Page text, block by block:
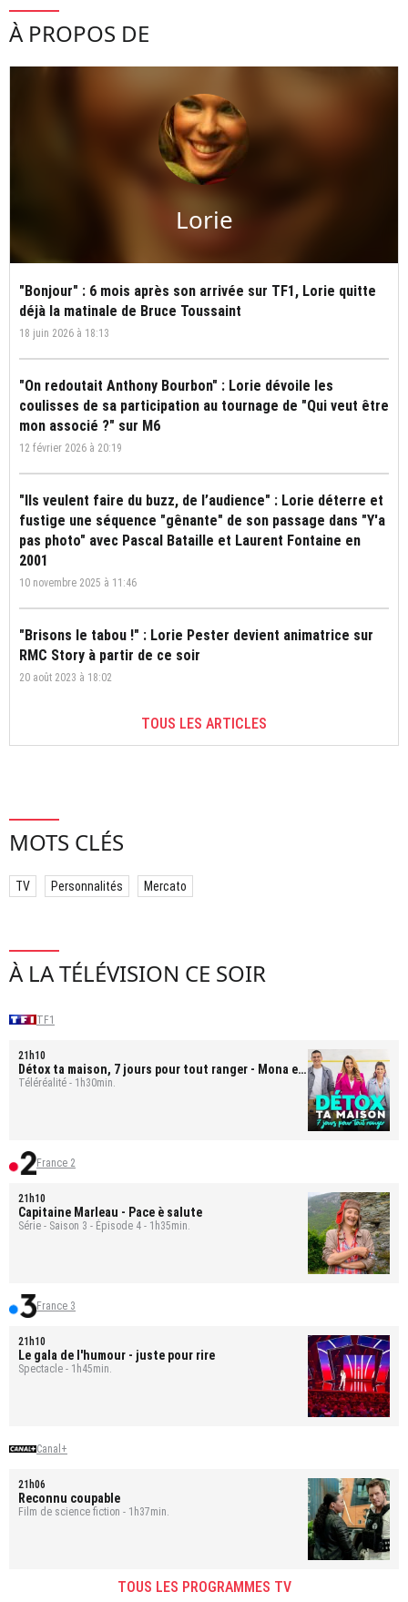
À PROPOS DE
Lorie
"Bonjour" : 6 mois après son arrivée sur TF1, Lorie quitte
déjà la matinale de Bruce Toussaint
18 juin 2026 à 18:13
"On redoutait Anthony Bourbon" : Lorie dévoile les
coulisses de sa participation au tournage de "Qui veut être
mon associé ?" sur M6
12 février 2026 à 20:19
"Ils veulent faire du buzz, de l’audience" : Lorie déterre et
fustige une séquence "gênante" de son passage dans "Y'a
pas photo" avec Pascal Bataille et Laurent Fontaine en
2001
10 novembre 2025 à 11:46
"Brisons le tabou !" : Lorie Pester devient animatrice sur
RMC Story à partir de ce soir
20 août 2023 à 18:02
TOUS LES ARTICLES
MOTS CLÉS
TV Personnalités Mercato
À LA TÉLÉVISION CE SOIR
TF1
21h10
Détox ta maison, 7 jours pour tout ranger - Mona et
Bastien
Téléréalité - 1h30min.
France 2
21h10
Capitaine Marleau - Pace è salute
Série - Saison 3 - Épisode 4 - 1h35min.
France 3
21h10
Le gala de l'humour - juste pour rire
Spectacle - 1h45min.
Canal+
21h06
Reconnu coupable
Film de science fiction - 1h37min.
TOUS LES PROGRAMMES TV